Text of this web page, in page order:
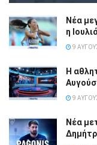
Νέα
η
9
Η
9
Νέα